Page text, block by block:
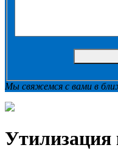
Мы свяжемся с вами в
Утилизация